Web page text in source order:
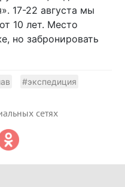
17-22 августа мы
10 лет. Место
но забронировать
#экспедиция
сетях